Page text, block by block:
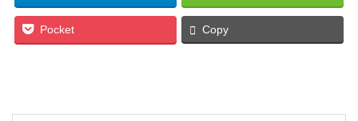
Pocket Copy